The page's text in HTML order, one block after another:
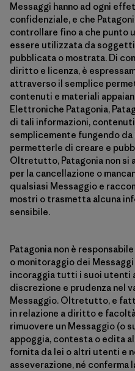
Messaggi hanno ad ogni
confidenziale, e che
controllare fino a che punto
essere utilizzata da
pubblicata o mostrata. Di
diritto e licenza, è
attraverso il semplice
contenuti e materiali
Elettroniche Patagonia,
di tali informazioni,
semplicemente fungendo
permetterle di creare e
Oltretutto, Patagonia non si
per la cancellazione o
qualsiasi Messaggio e
mostri o trasmetta alcuna
sensibile.
Patagonia non è
o monitoraggio dei
incoraggia tutti i suoi utenti
discrezione e prudenza nel
Messaggio. Oltretutto, e
in relazione a diritto e
rimuovere un Messaggio (o
appoggia, contesta o edita
fornita da lei o altri utenti e
asseverazione, né